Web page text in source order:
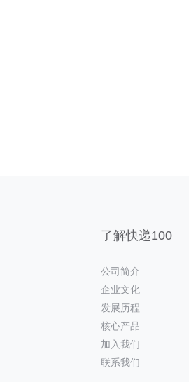
了解快递100
公司简介
企业文化
发展历程
核心产品
加入我们
联系我们